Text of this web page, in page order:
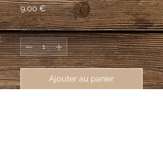
9,00 €Prix
Quantité *
Ajouter au panier